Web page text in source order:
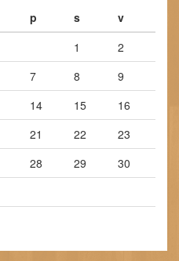
p s v
1
2
7 8
9
14 15
16
21 22
23
28 29
30